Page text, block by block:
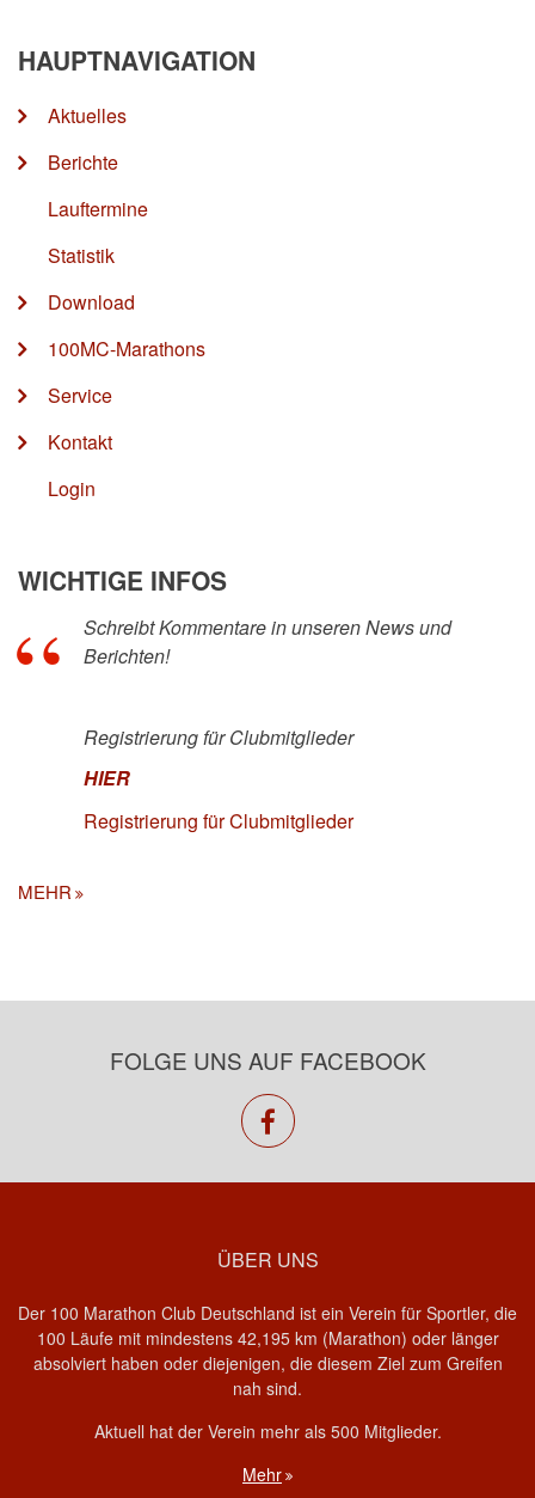
HAUPTNAVIGATION
Aktuelles
Berichte
Lauftermine
Statistik
Download
100MC-Marathons
Service
Kontakt
Login
WICHTIGE INFOS
Schreibt Kommentare in unseren News und
Berichten!
Registrierung für Clubmitglieder
HIER
Registrierung für Clubmitglieder
MEHR
FOLGE UNS AUF FACEBOOK
facebook
ÜBER UNS
Der 100 Marathon Club Deutschland ist ein Verein für Sportler, die
100 Läufe mit mindestens 42,195 km (Marathon) oder länger
absolviert haben oder diejenigen, die diesem Ziel zum Greifen
nah sind.
Aktuell hat der Verein mehr als 500 Mitglieder.
Mehr